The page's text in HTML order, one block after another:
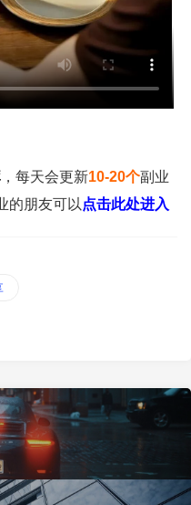
，每天会更新10-20个副业
的朋友可以 点击此处进入